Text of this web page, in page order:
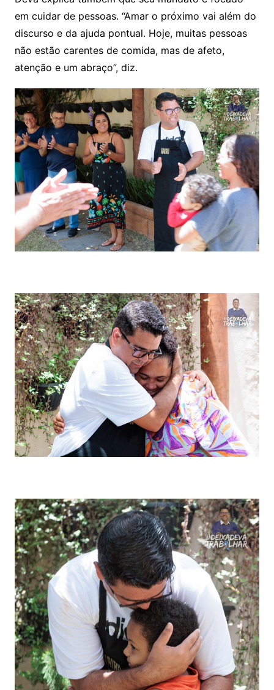
em cuidar de pessoas. “Amar o próximo vai além do
discurso e da ajuda pontual. Hoje, muitas pessoas
não estão carentes de comida, mas de afeto,
atenção e um abraço”, diz.